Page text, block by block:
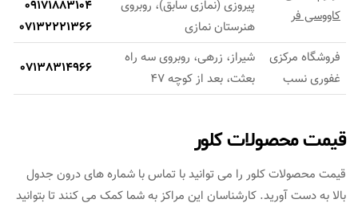
کاووسی فر
پیروزی (نمازی سابق)، روبروی
هنرستان نمازی
09171883104
07132221366
فروشگاه مرکزی
غفوری نسب
شیراز، زرهی، روبروی سه راه
بعثت، بعد از کوچه 47
07138314966
قیمت محصولات کلور
قیمت محصولات کلور را می توانید با تماس با شماره های درون جدول
بالا به دست آورید. کارشناسان این مراکز به شما کمک می کنند تا بتوانید